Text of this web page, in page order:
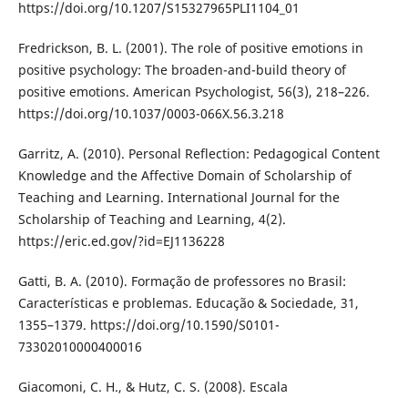
https://doi.org/10.1207/S15327965PLI1104_01
Fredrickson, B. L. (2001). The role of positive emotions in
positive psychology: The broaden-and-build theory of
positive emotions. American Psychologist, 56(3), 218–226.
https://doi.org/10.1037/0003-066X.56.3.218
Garritz, A. (2010). Personal Reflection: Pedagogical Content
Knowledge and the Affective Domain of Scholarship of
Teaching and Learning. International Journal for the
Scholarship of Teaching and Learning, 4(2).
https://eric.ed.gov/?id=EJ1136228
Gatti, B. A. (2010). Formação de professores no Brasil:
Características e problemas. Educação & Sociedade, 31,
1355–1379. https://doi.org/10.1590/S0101-
73302010000400016
Giacomoni, C. H., & Hutz, C. S. (2008). Escala